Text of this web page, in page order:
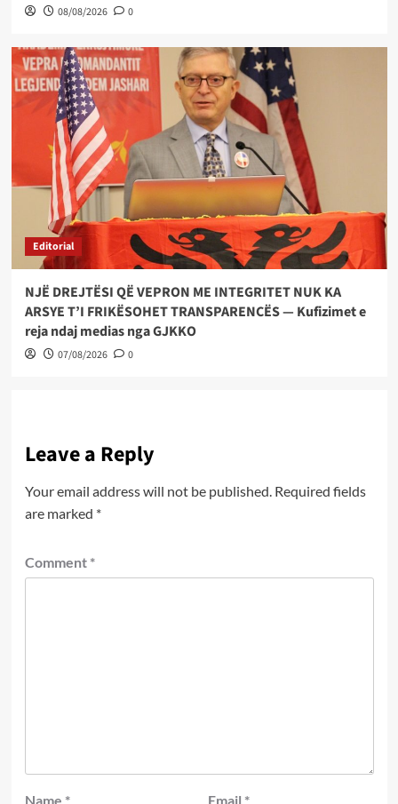
08/08/2026 0
Editorial
NJË DREJTËSI QË VEPRON ME INTEGRITET NUK KA
ARSYE T’I FRIKËSOHET TRANSPARENCËS — Kufizimet e
reja ndaj medias nga GJKKO
07/08/2026 0
Leave a Reply
Your email address will not be published. Required fields
are marked *
Comment *
Name * Email *